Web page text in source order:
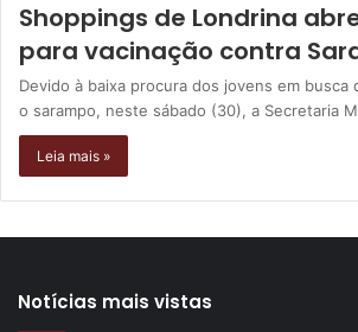
Shoppings de Londrina
para vacinação contra
Devido à baixa procura dos jovens em busca
o sarampo, neste sábado (30), a Secretaria
Leia mais »
Notícias mais vistas